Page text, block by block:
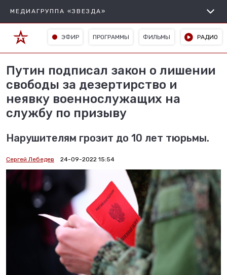
МЕДИАГРУППА «ЗВЕЗДА»
ЭФИР ПРОГРАММЫ ФИЛЬМЫ РАДИО
Путин подписал закон о лишении
свободы за дезертирство и
неявку военнослужащих на
службу по призыву
Нарушителям грозит до 10 лет тюрьмы.
Сергей Лебедев 24-09-2022 15:54